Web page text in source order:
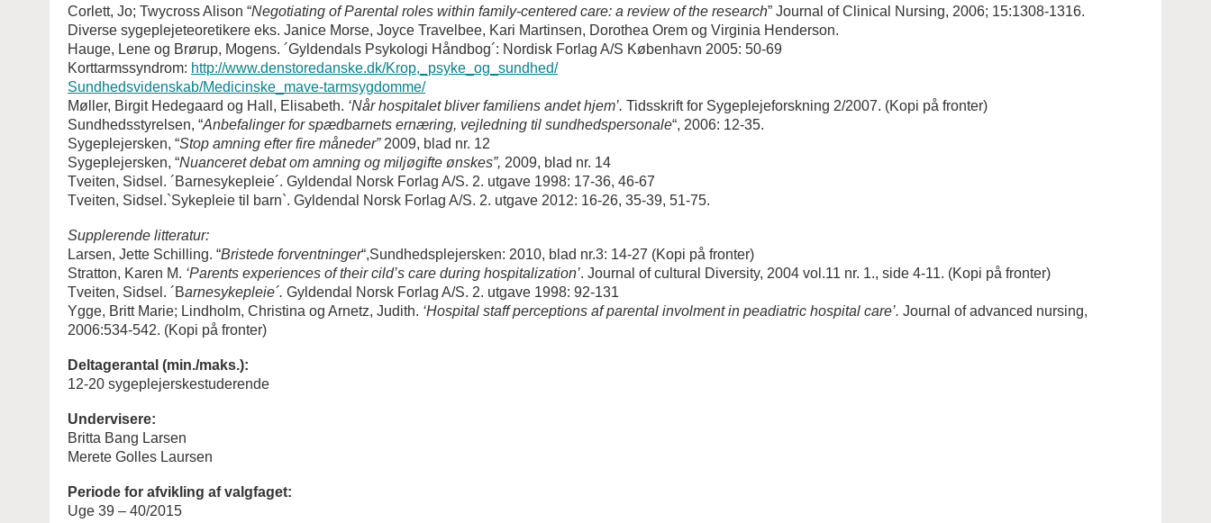
Corlett, Jo; Twycross Alison “Negotiating of Parental roles within family-centered care: a review of the research” Journal of Clinical Nursing, 2006; 15:1308-1316.
Diverse sygeplejeteoretikere eks. Janice Morse, Joyce Travelbee, Kari Martinsen, Dorothea Orem og Virginia Henderson.
Hauge, Lene og Brørup, Mogens. ´Gyldendals Psykologi Håndbog´: Nordisk Forlag A/S København 2005: 50-69
Korttarmssyndrom: http://www.denstoredanske.dk/Krop,_psyke_og_sundhed/
Sundhedsvidenskab/Medicinske_mave-tarmsygdomme/
Møller, Birgit Hedegaard og Hall, Elisabeth. ‘Når hospitalet bliver familiens andet hjem’. Tidsskrift for Sygeplejeforskning 2/2007. (Kopi på fronter)
Sundhedsstyrelsen, “Anbefalinger for spædbarnets ernæring, vejledning til sundhedspersonale“, 2006: 12-35.
Sygeplejersken, “Stop amning efter fire måneder” 2009, blad nr. 12
Sygeplejersken, “Nuanceret debat om amning og miljøgifte ønskes”, 2009, blad nr. 14
Tveiten, Sidsel. ´Barnesykepleie´. Gyldendal Norsk Forlag A/S. 2. utgave 1998: 17-36, 46-67
Tveiten, Sidsel.`Sykepleie til barn`. Gyldendal Norsk Forlag A/S. 2. utgave 2012: 16-26, 35-39, 51-75.
Supplerende litteratur:
Larsen, Jette Schilling. “Bristede forventninger“,Sundhedsplejersken: 2010, blad nr.3: 14-27 (Kopi på fronter)
Stratton, Karen M. ‘Parents experiences of their cild’s care during hospitalization’. Journal of cultural Diversity, 2004 vol.11 nr. 1., side 4-11. (Kopi på fronter)
Tveiten, Sidsel. ´Barnesykepleie´. Gyldendal Norsk Forlag A/S. 2. utgave 1998: 92-131
Ygge, Britt Marie; Lindholm, Christina og Arnetz, Judith. ‘Hospital staff perceptions af parental involment in peadiatric hospital care’. Journal of advanced nursing,
2006:534-542. (Kopi på fronter)
Deltagerantal (min./maks.):
12-20 sygeplejerskestuderende
Undervisere:
Britta Bang Larsen
Merete Golles Laursen
Periode for afvikling af valgfaget:
Uge 39 – 40/2015